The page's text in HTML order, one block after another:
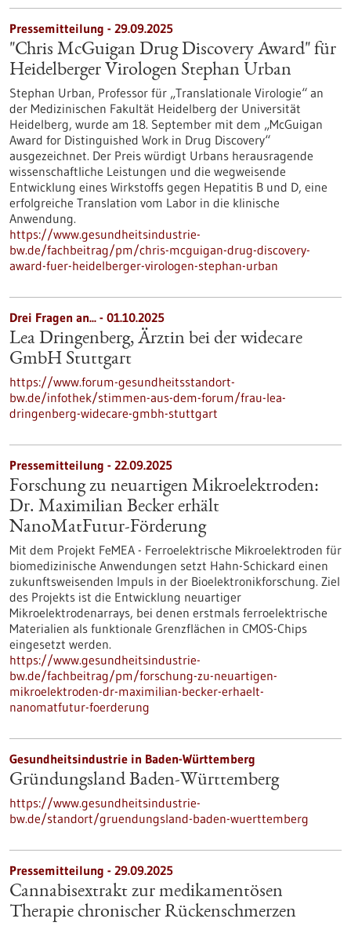
Pressemitteilung - 29.09.2025
"Chris McGuigan Drug Discovery Award" für
Heidelberger Virologen Stephan Urban
Stephan Urban, Professor für „Translationale Virologie“ an
der Medizinischen Fakultät Heidelberg der Universität
Heidelberg, wurde am 18. September mit dem „McGuigan
Award for Distinguished Work in Drug Discovery“
ausgezeichnet. Der Preis würdigt Urbans herausragende
wissenschaftliche Leistungen und die wegweisende
Entwicklung eines Wirkstoffs gegen Hepatitis B und D, eine
erfolgreiche Translation vom Labor in die klinische
Anwendung.
https://www.gesundheitsindustrie-
bw.de/fachbeitrag/pm/chris-mcguigan-drug-discovery-
award-fuer-heidelberger-virologen-stephan-urban
Drei Fragen an... - 01.10.2025
Lea Dringenberg, Ärztin bei der widecare
GmbH Stuttgart
https://www.forum-gesundheitsstandort-
bw.de/infothek/stimmen-aus-dem-forum/frau-lea-
dringenberg-widecare-gmbh-stuttgart
Pressemitteilung - 22.09.2025
Forschung zu neuartigen Mikroelektroden:
Dr. Maximilian Becker erhält
NanoMatFutur-Förderung
Mit dem Projekt FeMEA - Ferroelektrische Mikroelektroden für
biomedizinische Anwendungen setzt Hahn-Schickard einen
zukunftsweisenden Impuls in der Bioelektronikforschung. Ziel
des Projekts ist die Entwicklung neuartiger
Mikroelektrodenarrays, bei denen erstmals ferroelektrische
Materialien als funktionale Grenzflächen in CMOS-Chips
eingesetzt werden.
https://www.gesundheitsindustrie-
bw.de/fachbeitrag/pm/forschung-zu-neuartigen-
mikroelektroden-dr-maximilian-becker-erhaelt-
nanomatfutur-foerderung
Gesundheitsindustrie in Baden-Württemberg
Gründungsland Baden-Württemberg
https://www.gesundheitsindustrie-
bw.de/standort/gruendungsland-baden-wuerttemberg
Pressemitteilung - 29.09.2025
Cannabisextrakt zur medikamentösen
Therapie chronischer Rückenschmerzen